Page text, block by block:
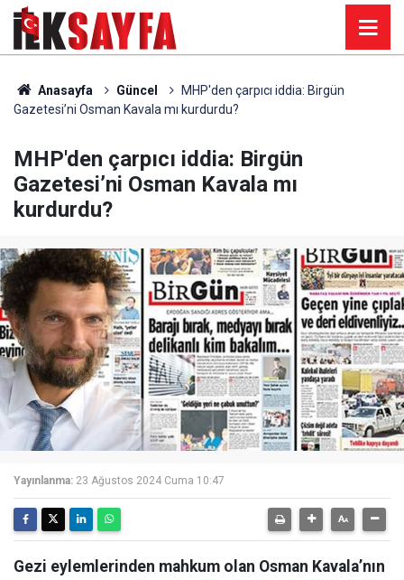
Anasayfa Güncel
MHP'den çarpıcı iddia: Birgün
Gazetesi’ni Osman Kavala mı kurdurdu?
MHP'den çarpıcı iddia: Birgün
Gazetesi’ni Osman Kavala mı
kurdurdu?
Yayınlanma: 23 Ağustos 2024 Cuma 10:47
Gezi eylemlerinden mahkum olan Osman Kavala’nın